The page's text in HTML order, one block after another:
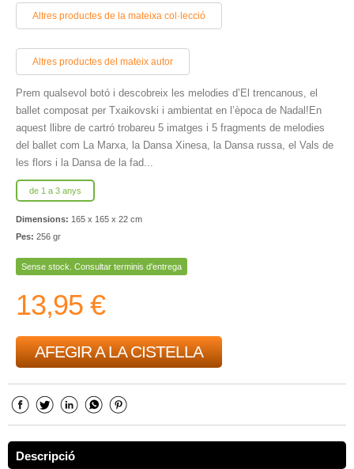
Altres productes de la mateixa col·lecció
Altres productes del mateix autor
Prem qualsevol botó i descobreix les melodies d’El trencanous, el
ballet composat per Txaikovski i ambientat en l’època de Nadal!En
aquest llibre de cartró trobareu 5 imatges i 5 fragments de melodies
del ballet com La Marxa, la Dansa Xinesa, la Dansa russa, el Vals de
les flors i la Dansa de la fad...
de 1 a 3 anys
Dimensions: 165 x 165 x 22 cm
Pes: 256 gr
Sense stock. Consultar terminis d'entrega
13,95 €
AFEGIR A LA CISTELLA
Descripció